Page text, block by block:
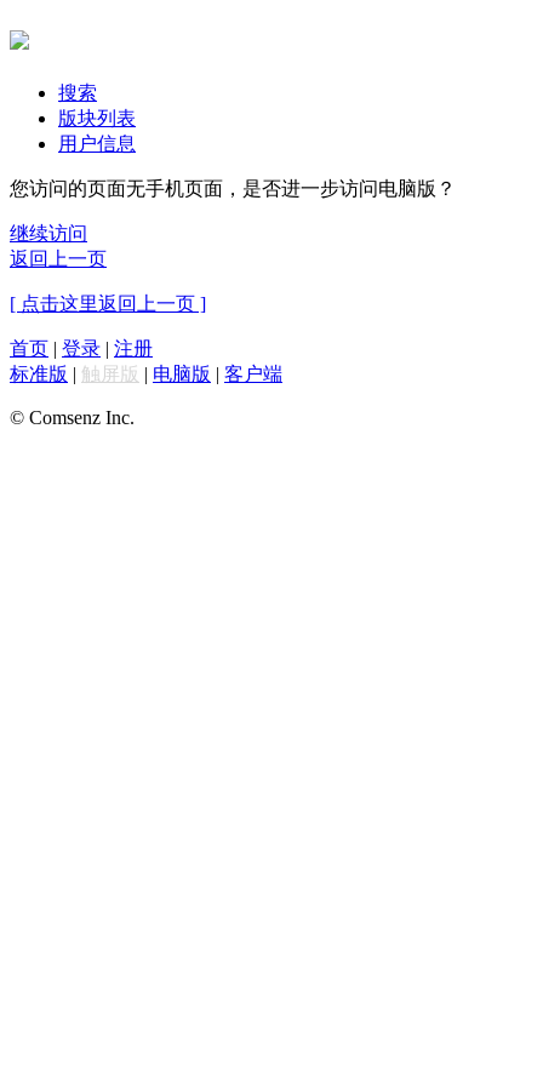
搜索
版块列表
用户信息
您访问的页面无手机页面，是否进一步访问电脑版？
继续访问
返回上一页
[ 点击这里返回上一页 ]
首页 | 登录 | 注册
标准版 | 触屏版 | 电脑版 | 客户端
© Comsenz Inc.